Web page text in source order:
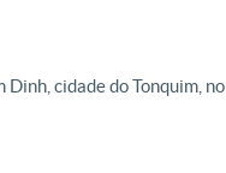
cidade do Tonquim, no